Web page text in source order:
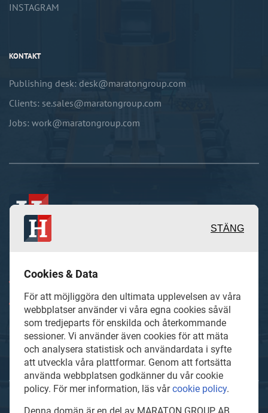
INSTAGRAM
KONTAKT
Publishing desk: desk@maratongroup.com
Clients: se.sales@maratongroup.com
Jobs: work@maratongroup.com
värdefulla berättelser och reportage
från och om det lokala näringslivet och
dess aktörer samt en hel del annan
läsvärt innehåll.
Hallandsaffarer.se är en del av mediakoncernen MARATON
STÄNG
Cookies & Data
För att möjliggöra den ultimata upplevelsen av våra
webbplatser använder vi våra egna cookies såväl
som tredjeparts för enskilda och återkommande
sessioner. Vi använder även cookies för att mäta
och analysera statistisk och användardata i syfte
att utveckla våra plattformar. Genom att fortsätta
använda webbplatsen godkänner du vår cookie
policy. För mer information, läs vårcookie policy.